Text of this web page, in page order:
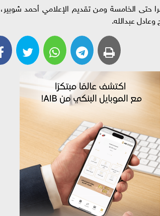
حتى الخامسة ومن تقديم الإعلامي أحمد شوبير،
عبدالله.